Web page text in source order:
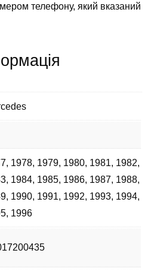
телефону, який вказаний
, 1978, 1979, 1980, 1981, 1982,
, 1984, 1985, 1986, 1987, 1988,
, 1990, 1991, 1992, 1993, 1994,
, 1996